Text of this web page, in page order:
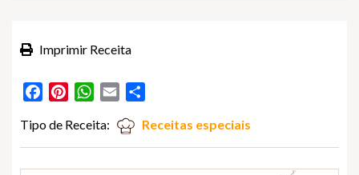
Imprimir Receita
FacebookPinterestWhatsApp
Email
Tipo de Receita: Receitas especiais